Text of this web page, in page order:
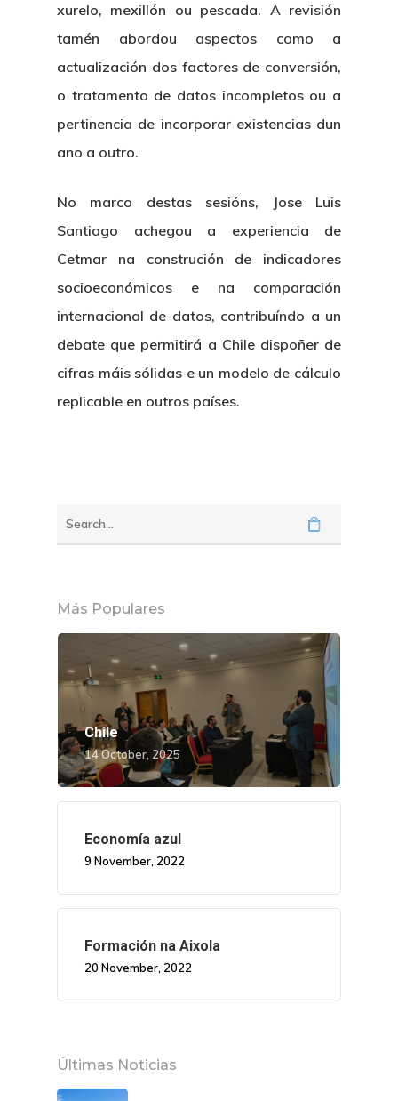
xurelo, mexillón ou pescada. A revisión
tamén abordou aspectos como a
actualización dos factores de conversión,
o tratamento de datos incompletos ou a
pertinencia de incorporar existencias dun
ano a outro.
No marco destas sesións, Jose Luis
Santiago achegou a experiencia de
Cetmar na construción de indicadores
socioeconómicos e na comparación
internacional de datos, contribuíndo a un
debate que permitirá a Chile dispoñer de
cifras máis sólidas e un modelo de cálculo
replicable en outros países.
Más Populares
Chile
14 October, 2025
Economía azul
9 November, 2022
Formación na Aixola
20 November, 2022
Últimas Noticias